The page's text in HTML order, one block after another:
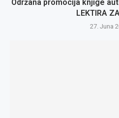
Održana promocija knjige
LEKTIRA
27. Juna